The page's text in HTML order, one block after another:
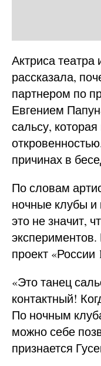
Актриса театра
рассказала,
партнером по
Евгением
сальсу,
причинах в
По словам
ночные клубы
это не значит,
проект
«Это танец
контактный!
По ночным
можно себе
признается